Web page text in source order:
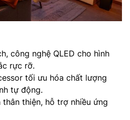
công nghệ QLED cho hình
rực rỡ.
tối ưu hóa chất lượng
tự động.
thân thiện, hỗ trợ nhiều ứng